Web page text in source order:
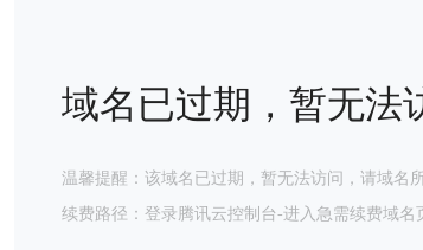
域名已过期，暂无法
温馨提醒：该域名已过期，暂无法访问，请域名
续费路径：登录腾讯云控制台-进入急需续费域名